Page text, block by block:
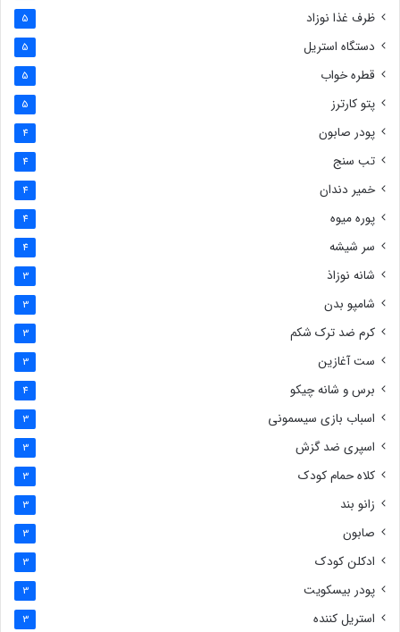
ظرف غذا نوزاد 5
دستگاه استریل 5
قطره خواب 5
پتو کارترز 5
پودر صابون 4
تب سنج 4
خمیر دندان 4
پوره میوه 4
سر شیشه 4
شانه نوزاذ 3
شامپو بدن 3
کرم ضد ترک شکم 3
ست آغازین 3
برس و شانه چیکو 4
اسباب بازی سیسمونی 3
اسپری ضد گزش 3
کلاه حمام کودک 3
زانو بند 3
صابون 3
ادکلن کودک 3
پودر بیسکویت 3
استریل کننده 3